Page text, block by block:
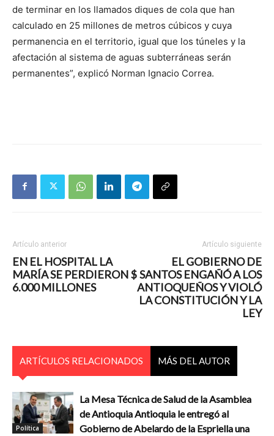
de terminar en los llamados diques de cola que han
calculado en 25 millones de metros cúbicos y cuya
permanencia en el territorio, igual que los túneles y la
afectación al sistema de aguas subterráneas serán
permanentes”, explicó Norman Ignacio Correa.
Artículo anterior
EN EL HOSPITAL LA
MARÍA SE PERDIERON $
6.000 MILLONES
Artículo siguiente
EL GOBIERNO DE
SANTOS ENGAÑÓ A LOS
ANTIOQUEÑOS Y VIOLÓ
LA CONSTITUCIÓN Y LA
LEY
ARTÍCULOS RELACIONADOS MÁS DEL AUTOR
Política
La Mesa Técnica de Salud de la Asamblea
de Antioquia Antioquia le entregó al
Gobierno de Abelardo de la Espriella una